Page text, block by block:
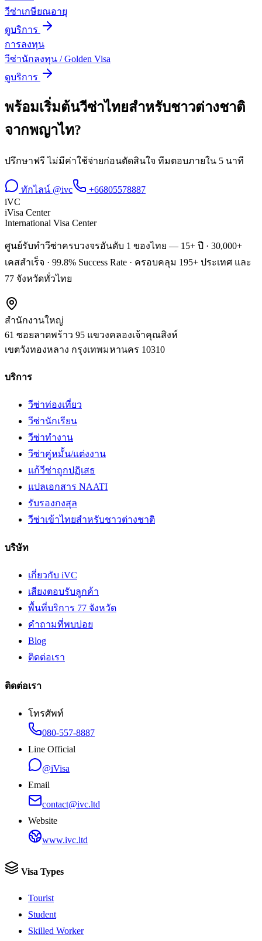
วีซ่าเกษียณอายุ
ดูบริการ
การลงทุน
วีซ่านักลงทุน / Golden Visa
ดูบริการ
พร้อมเริ่มต้นวีซ่าไทยสำหรับชาวต่างชาติ
จากพญาไท?
ปรึกษาฟรี ไม่มีค่าใช้จ่ายก่อนตัดสินใจ ทีมตอบภายใน 5 นาที
ทักไลน์ @ivc
+66805578887
iVC
iVisa Center
International Visa Center
ศูนย์รับทำวีซ่าครบวงจรอันดับ 1 ของไทย — 15+ ปี · 30,000+
เคสสำเร็จ · 99.8% Success Rate · ครอบคลุม 195+ ประเทศ และ
77 จังหวัดทั่วไทย
สำนักงานใหญ่
61 ซอยลาดพร้าว 95 แขวงคลองเจ้าคุณสิงห์
เขตวังทองหลาง กรุงเทพมหานคร 10310
บริการ
วีซ่าท่องเที่ยว
วีซ่านักเรียน
วีซ่าทำงาน
วีซ่าคู่หมั้น/แต่งงาน
แก้วีซ่าถูกปฏิเสธ
แปลเอกสาร NAATI
รับรองกงสุล
วีซ่าเข้าไทยสำหรับชาวต่างชาติ
บริษัท
เกี่ยวกับ iVC
เสียงตอบรับลูกค้า
พื้นที่บริการ 77 จังหวัด
คำถามที่พบบ่อย
Blog
ติดต่อเรา
ติดต่อเรา
โทรศัพท์
080-557-8887
Line Official
@iVisa
Email
contact@ivc.ltd
Website
www.ivc.ltd
Visa Types
Tourist
Student
Skilled Worker